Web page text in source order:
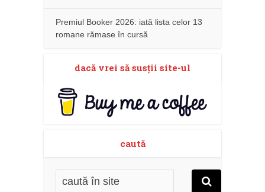
Premiul Booker 2026: iată lista celor 13
romane rămase în cursă
dacă vrei să susţii site-ul
caută